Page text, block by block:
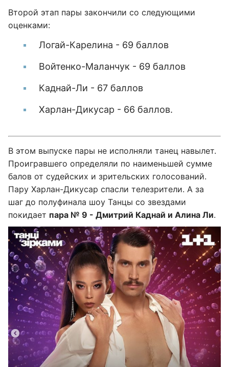
Второй этап пары закончили со следующими
оценками:
Логай-Карелина - 69 баллов
Войтенко-Маланчук - 69 баллов
Каднай-Ли - 67 баллов
Харлан-Дикусар - 66 баллов.
В этом выпуске пары не исполняли танец навылет.
Проигравшего определяли по наименьшей сумме
балов от судейских и зрительских голосований.
Пару Харлан-Дикусар спасли телезрители. А за
шаг до полуфинала шоу Танцы со звездами
покидает пара № 9 - Дмитрий Каднай и Алина Ли.